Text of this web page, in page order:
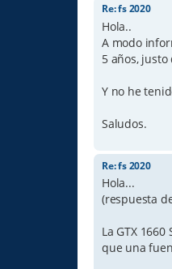
Re: fs 2020
Hola..
A modo
5 años, justo
Y no he
Saludos.
Re: fs 2020
Hola...
(respuesta
La GTX
que una